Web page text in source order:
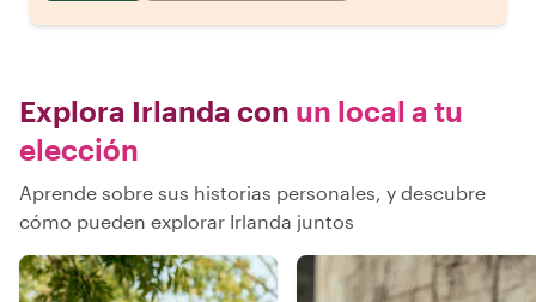
Explora Irlanda con un local a tu
elección
Aprende sobre sus historias personales, y descubre
cómo pueden explorar Irlanda juntos